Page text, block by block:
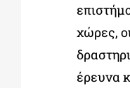
χώρες,
έρευνα